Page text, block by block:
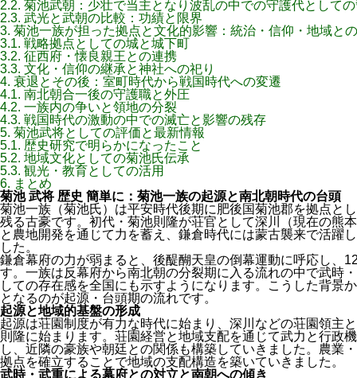
2.2. 菊池武朝：少壮で当主となり波乱の中での守護代として
2.3. 武光と武朝の比較：功績と限界
3. 菊池一族が担った拠点と文化的影響：統治・信仰・地域と
3.1. 戦略拠点としての城と城下町
3.2. 征西府・懐良親王との連携
3.3. 文化・信仰の継承と神社への祀り
4. 衰退とその後：室町時代から戦国時代への変遷
4.1. 南北朝合一後の守護職と外圧
4.2. 一族内の争いと領地の分裂
4.3. 戦国時代の激動の中での滅亡と影響の残存
5. 菊池武将としての評価と最新情報
5.1. 歴史研究で明らかになったこと
5.2. 地域文化としての菊池氏伝承
5.3. 観光・教育としての活用
6. まとめ
菊池 武将 歴史 簡単に：菊池一族の起源と南北朝時代の台頭
菊池一族（菊池氏）は平安時代後期に肥後国菊池郡を拠点と
残る古豪です。初代・菊池則隆が荘官として深川（現在の熊
と農地開発を通じて力を蓄え、鎌倉時代には蒙古襲来で活躍
した。
鎌倉幕府の力が弱まると、後醍醐天皇の倒幕運動に呼応し、
す。一族は反幕府から南北朝の分裂期に入る流れの中で武時
しての存在感を全国にも示すようになります。こうした背景
となるのが起源・台頭期の流れです。
起源と地域的基盤の形成
起源は荘園制度が有力な時代に始まり、深川などの荘園領主
則隆に始まります。荘園経営と地域支配を通じて武力と行政
し、近隣の豪族や朝廷との関係も構築していきました。農業
拠点を確立することで地域の支配構造を築いていきました。
武時・武重による幕府との対立と南朝への傾き